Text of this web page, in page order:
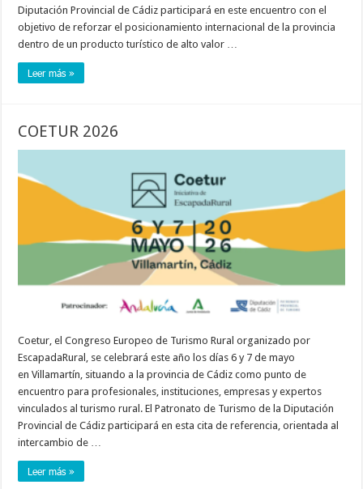
Diputación Provincial de Cádiz participará en este encuentro con el
objetivo de reforzar el posicionamiento internacional de la provincia
dentro de un producto turístico de alto valor …
Leer más »
COETUR 2026
Coetur, el Congreso Europeo de Turismo Rural organizado por
EscapadaRural, se celebrará este año los días 6 y 7 de mayo
en Villamartín, situando a la provincia de Cádiz como punto de
encuentro para profesionales, instituciones, empresas y expertos
vinculados al turismo rural. El Patronato de Turismo de la Diputación
Provincial de Cádiz participará en esta cita de referencia, orientada al
intercambio de …
Leer más »